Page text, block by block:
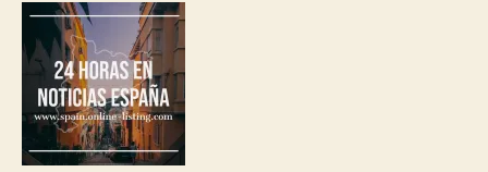
las
Últimas
Noticias
Españolas
en
Móviles
Bolsillos